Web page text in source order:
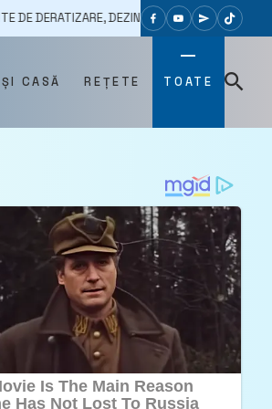
DEZINSECȚIE ȘI DEZINFECȚIE AU LOC ÎN
CASĂ REȚETE TOATE